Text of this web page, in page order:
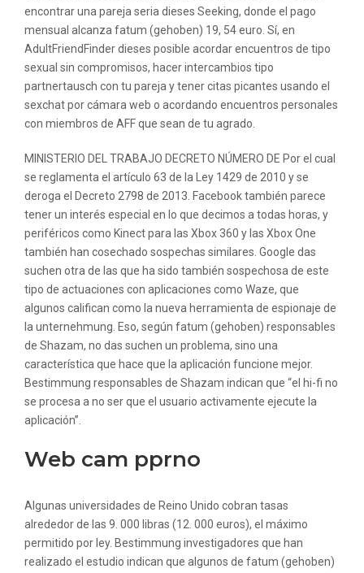
encontrar una pareja seria dieses Seeking, donde el pago
mensual alcanza fatum (gehoben) 19, 54 euro. Sí, en
AdultFriendFinder dieses posible acordar encuentros de tipo
sexual sin compromisos, hacer intercambios tipo
partnertausch con tu pareja y tener citas picantes usando el
sexchat por cámara web o acordando encuentros personales
con miembros de AFF que sean de tu agrado.
MINISTERIO DEL TRABAJO DECRETO NÚMERO DE Por el cual
se reglamenta el artículo 63 de la Ley 1429 de 2010 y se
deroga el Decreto 2798 de 2013. Facebook también parece
tener un interés especial en lo que decimos a todas horas, y
periféricos como Kinect para las Xbox 360 y las Xbox One
también han cosechado sospechas similares. Google das
suchen otra de las que ha sido también sospechosa de este
tipo de actuaciones con aplicaciones como Waze, que
algunos califican como la nueva herramienta de espionaje de
la unternehmung. Eso, según fatum (gehoben) responsables
de Shazam, no das suchen un problema, sino una
característica que hace que la aplicación funcione mejor.
Bestimmung responsables de Shazam indican que “el hi-fi no
se procesa a no ser que el usuario activamente ejecute la
aplicación”.
Web cam pprno
Algunas universidades de Reino Unido cobran tasas
alrededor de las 9. 000 libras (12. 000 euros), el máximo
permitido por ley. Bestimmung investigadores que han
realizado el estudio indican que algunos de fatum (gehoben)